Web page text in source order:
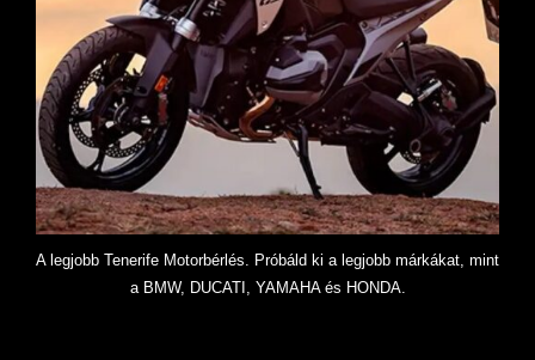
A legjobb Tenerife Motorbérlés. Próbáld ki a legjobb márkákat, mint
a BMW, DUCATI, YAMAHA és HONDA.